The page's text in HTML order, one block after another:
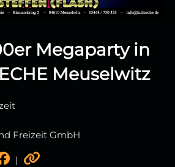
Megaparty in
Meuselwitz
Freizeit GmbH
|